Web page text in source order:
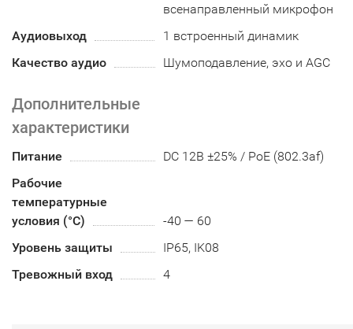
всенаправленный микрофон
Аудиовыход
1 встроенный динамик
Качество аудио
Шумоподавление, эхо и AGC
Дополнительные
характеристики
Питание
DC 12В ±25% / PoE (802.3af)
Рабочие
температурные
условия (°С)
-40 — 60
Уровень защиты
IP65, IK08
Тревожный вход
4